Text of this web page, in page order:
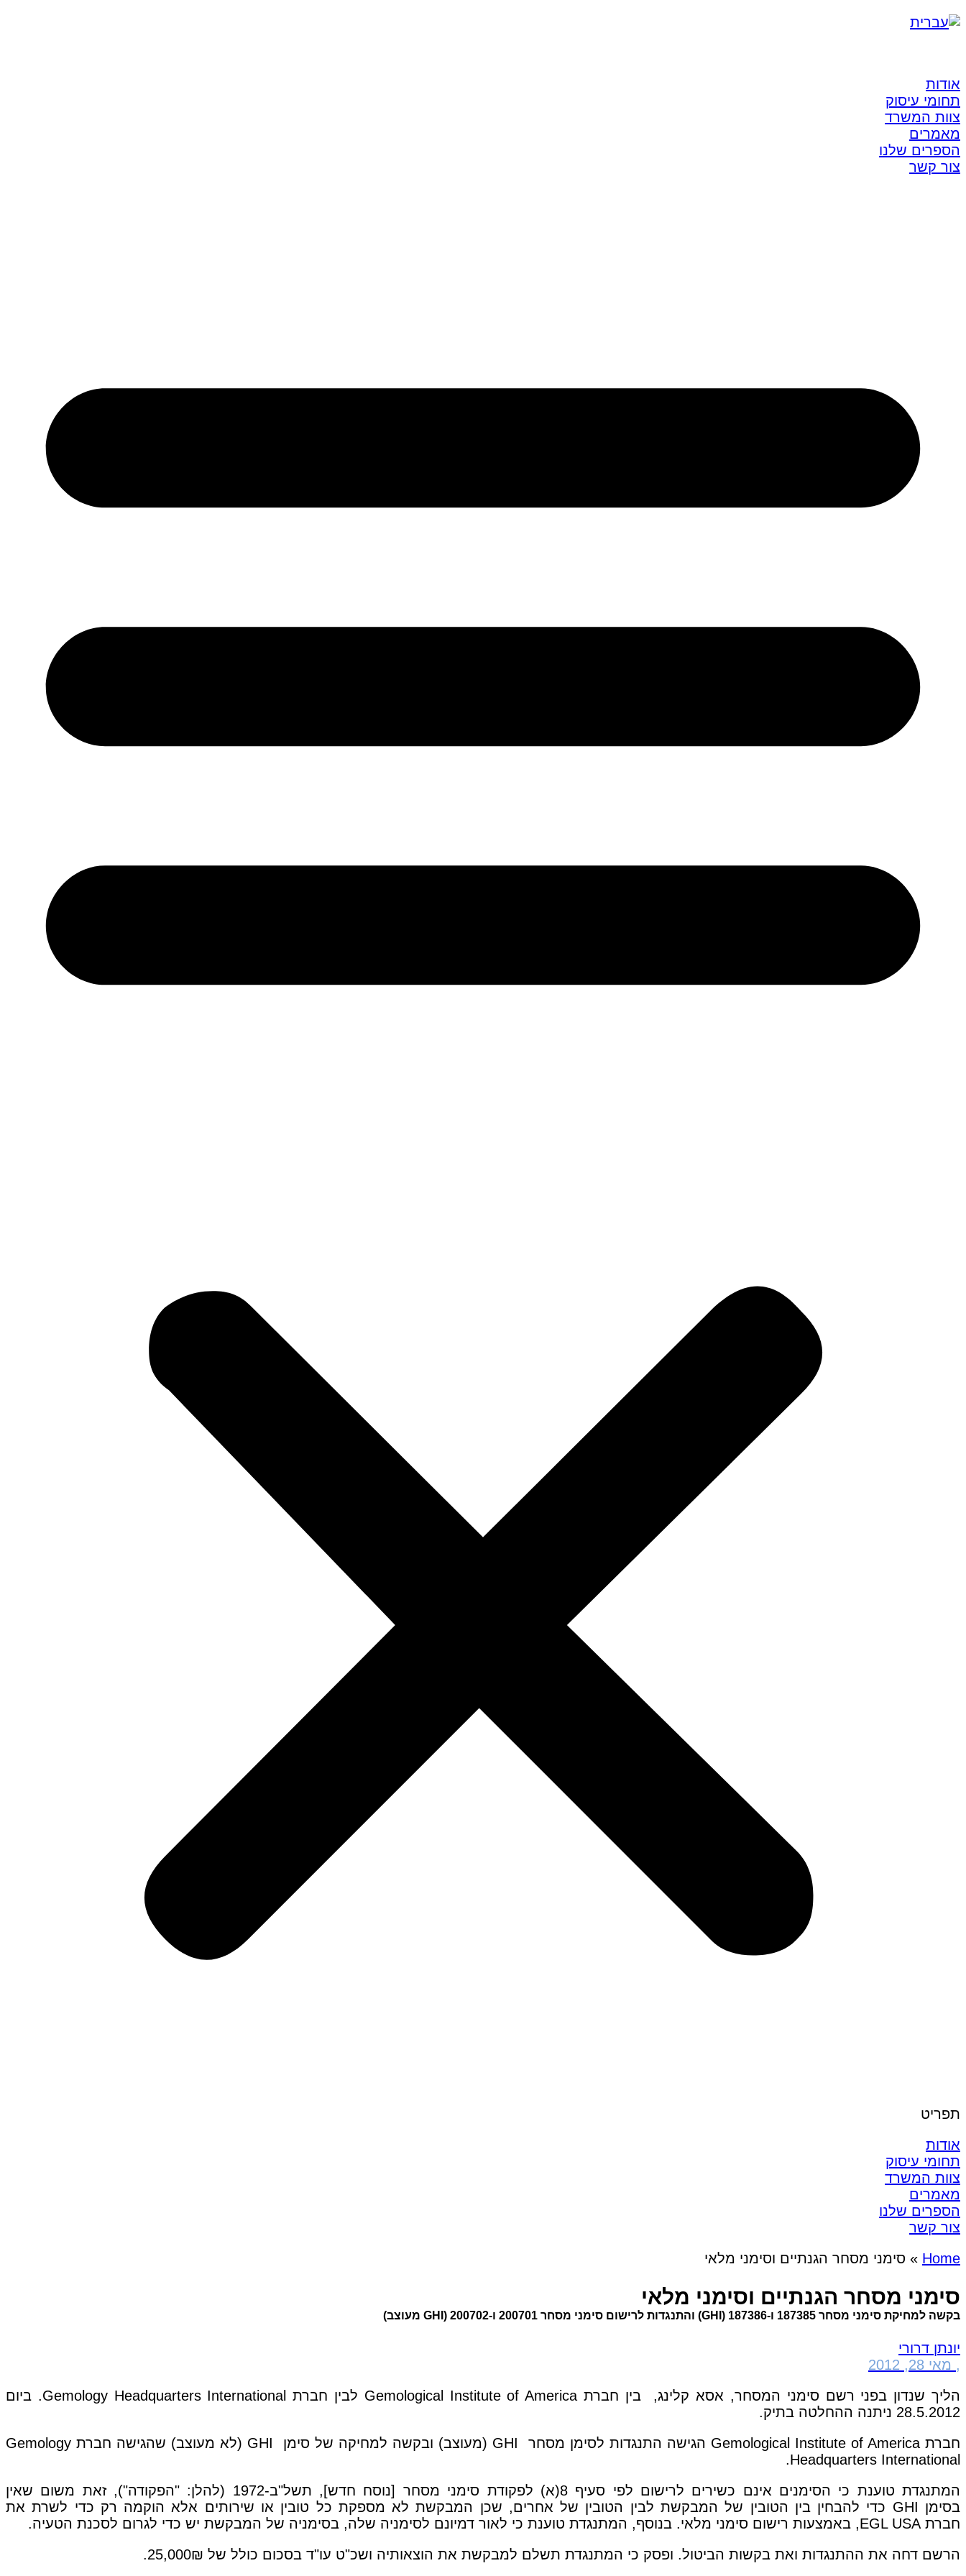
אודות
תחומי עיסוק
צוות המשרד
מאמרים
הספרים שלנו
צור קשר
תפריט
אודות
תחומי עיסוק
צוות המשרד
מאמרים
הספרים שלנו
צור קשר
Home
» סימני מסחר הגנתיים וסימני מלאי
סימני מסחר הגנתיים וסימני מלאי
בקשה למחיקת סימני מסחר 187385 ו-187386 (GHI) והתנגדות לרישום סימני מסחר 200701 ו-200702 (GHI מעוצב)
יונתן דרורי
, מאי 28, 2012
הליך שנדון בפני רשם סימני המסחר, אסא קלינג, בין חברת Gemological Institute of America לבין חברת Gemology Headquarters International. ביום
28.5.2012 ניתנה ההחלטה בתיק.
חברת Gemological Institute of America הגישה התנגדות לסימן מסחר GHI (מעוצב) ובקשה למחיקה של סימן GHI (לא מעוצב) שהגישה חברת Gemology
Headquarters International
.
המתנגדת טוענת כי הסימנים אינם כשירים לרישום לפי סעיף 8(א) לפקודת סימני מסחר [נוסח חדש], תשל"ב-1972 (להלן: "הפקודה"), זאת משום שאין
בסימן GHI כדי להבחין בין הטובין של המבקשת לבין הטובין של אחרים, שכן המבקשת לא מספקת כל טובין או שירותים אלא הוקמה רק כדי לשרת את
חברת EGL USA, באמצעות רישום סימני מלאי. בנוסף, המתנגדת טוענת כי לאור דמיונם לסימניה שלה, בסימניה של המבקשת יש כדי לגרום לסכנת הטעיה.
הרשם דחה את ההתנגדות ואת בקשות הביטול. ופסק כי המתנגדת תשלם למבקשת את הוצאותיה ושכ"ט עו"ד בסכום כולל של 25,000₪.